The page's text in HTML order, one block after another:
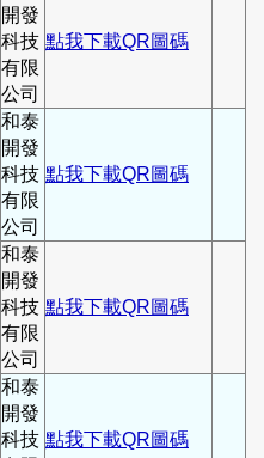
開發
科技
有限
公司
點我下載QR圖碼
和泰
開發
科技
有限
公司
點我下載QR圖碼
和泰
開發
科技
有限
公司
點我下載QR圖碼
和泰
開發
科技 點我下載QR圖碼